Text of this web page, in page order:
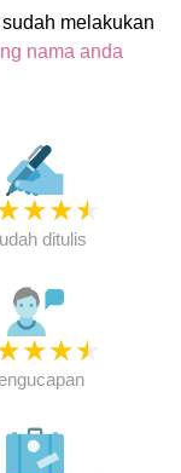
melakukan
nama anda
★★★
ditulis
★★★